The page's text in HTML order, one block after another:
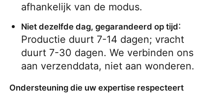
afhankelijk van de modus.
Niet dezelfde dag, gegarandeerd op tijd:
Productie duurt 7-14 dagen; vracht
duurt 7-30 dagen. We verbinden ons
aan verzenddata, niet aan wonderen.
Ondersteuning die uw expertise respecteert